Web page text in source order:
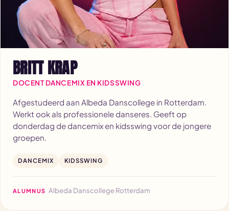
BRITT KRAP
DOCENT DANCEMIX EN KIDSSWING
Afgestudeerd aan Albeda Danscollege in Rotterdam.
Werkt ook als professionele danseres. Geeft op
donderdag de dancemix en kidsswing voor de jongere
groepen.
DANCEMIX KIDSSWING
ALUMNUS Albeda Danscollege Rotterdam